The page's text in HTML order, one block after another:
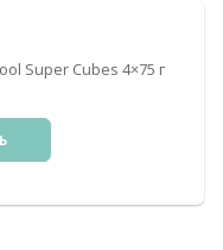
Super Cubes 4×75 г